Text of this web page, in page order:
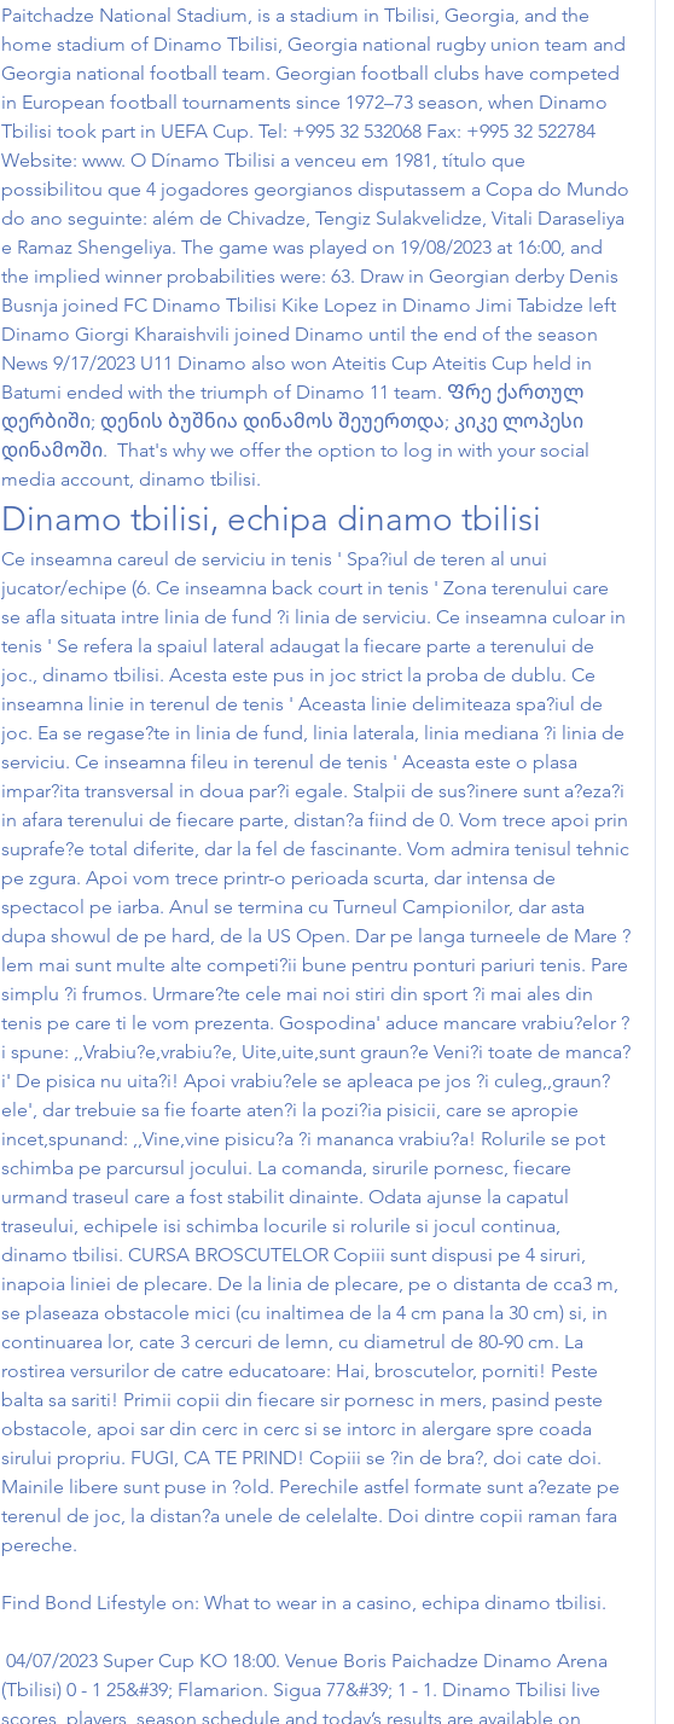
Paitchadze National Stadium, is a stadium in Tbilisi, Georgia, and the
home stadium of Dinamo Tbilisi, Georgia national rugby union team and
Georgia national football team. Georgian football clubs have competed
in European football tournaments since 1972–73 season, when Dinamo
Tbilisi took part in UEFA Cup. Tel: +995 32 532068 Fax: +995 32 522784
Website: www. O Dínamo Tbilisi a venceu em 1981, título que
possibilitou que 4 jogadores georgianos disputassem a Copa do Mundo
do ano seguinte: além de Chivadze, Tengiz Sulakvelidze, Vitali Daraseliya
e Ramaz Shengeliya. The game was played on 19/08/2023 at 16:00, and
the implied winner probabilities were: 63. Draw in Georgian derby Denis
Busnja joined FC Dinamo Tbilisi Kike Lopez in Dinamo Jimi Tabidze left
Dinamo Giorgi Kharaishvili joined Dinamo until the end of the season
News 9/17/2023 U11 Dinamo also won Ateitis Cup Ateitis Cup held in
Batumi ended with the triumph of Dinamo 11 team. Ფრე ქართულ
დერბიში; დენის ბუშნია დინამოს შეუერთდა; კიკე ლოპესი
დინამოში.  That's why we offer the option to log in with your social
media account, dinamo tbilisi.
Dinamo tbilisi, echipa dinamo tbilisi
Ce inseamna careul de serviciu in tenis ' Spa?iul de teren al unui
jucator/echipe (6. Ce inseamna back court in tenis ' Zona terenului care
se afla situata intre linia de fund ?i linia de serviciu. Ce inseamna culoar in
tenis ' Se refera la spaiul lateral adaugat la fiecare parte a terenului de
joc., dinamo tbilisi. Acesta este pus in joc strict la proba de dublu. Ce
inseamna linie in terenul de tenis ' Aceasta linie delimiteaza spa?iul de
joc. Ea se regase?te in linia de fund, linia laterala, linia mediana ?i linia de
serviciu. Ce inseamna fileu in terenul de tenis ' Aceasta este o plasa
impar?ita transversal in doua par?i egale. Stalpii de sus?inere sunt a?eza?i
in afara terenului de fiecare parte, distan?a fiind de 0. Vom trece apoi prin
suprafe?e total diferite, dar la fel de fascinante. Vom admira tenisul tehnic
pe zgura. Apoi vom trece printr-o perioada scurta, dar intensa de
spectacol pe iarba. Anul se termina cu Turneul Campionilor, dar asta
dupa showul de pe hard, de la US Open. Dar pe langa turneele de Mare ?
lem mai sunt multe alte competi?ii bune pentru ponturi pariuri tenis. Pare
simplu ?i frumos. Urmare?te cele mai noi stiri din sport ?i mai ales din
tenis pe care ti le vom prezenta. Gospodina' aduce mancare vrabiu?elor ?
i spune: ,,Vrabiu?e,vrabiu?e, Uite,uite,sunt graun?e Veni?i toate de manca?
i' De pisica nu uita?i! Apoi vrabiu?ele se apleaca pe jos ?i culeg,,graun?
ele', dar trebuie sa fie foarte aten?i la pozi?ia pisicii, care se apropie
incet,spunand: ,,Vine,vine pisicu?a ?i mananca vrabiu?a! Rolurile se pot
schimba pe parcursul jocului. La comanda, sirurile pornesc, fiecare
urmand traseul care a fost stabilit dinainte. Odata ajunse la capatul
traseului, echipele isi schimba locurile si rolurile si jocul continua,
dinamo tbilisi. CURSA BROSCUTELOR Copiii sunt dispusi pe 4 siruri,
inapoia liniei de plecare. De la linia de plecare, pe o distanta de cca3 m,
se plaseaza obstacole mici (cu inaltimea de la 4 cm pana la 30 cm) si, in
continuarea lor, cate 3 cercuri de lemn, cu diametrul de 80-90 cm. La
rostirea versurilor de catre educatoare: Hai, broscutelor, porniti! Peste
balta sa sariti! Primii copii din fiecare sir pornesc in mers, pasind peste
obstacole, apoi sar din cerc in cerc si se intorc in alergare spre coada
sirului propriu. FUGI, CA TE PRIND! Copiii se ?in de bra?, doi cate doi.
Mainile libere sunt puse in ?old. Perechile astfel formate sunt a?ezate pe
terenul de joc, la distan?a unele de celelalte. Doi dintre copii raman fara
pereche.
Find Bond Lifestyle on: What to wear in a casino, echipa dinamo tbilisi.
(Tbilisi) 0 - 1 25&#39; Flamarion. Sigua 77&#39; 1 - 1. Dinamo Tbilisi live
scores, players, season schedule and today’s results are available on